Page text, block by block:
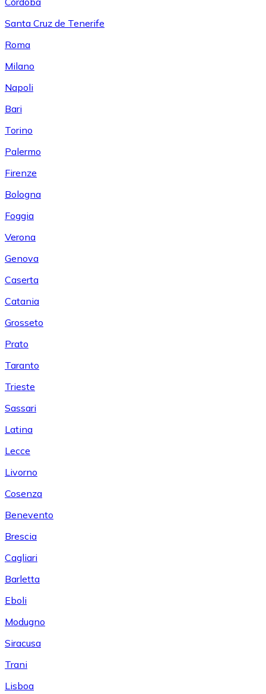
Santa Cruz de Tenerife
Roma
Milano
Napoli
Bari
Torino
Palermo
Firenze
Bologna
Foggia
Verona
Genova
Caserta
Catania
Grosseto
Prato
Taranto
Trieste
Sassari
Latina
Lecce
Livorno
Cosenza
Benevento
Brescia
Cagliari
Barletta
Eboli
Modugno
Siracusa
Trani
Lisboa